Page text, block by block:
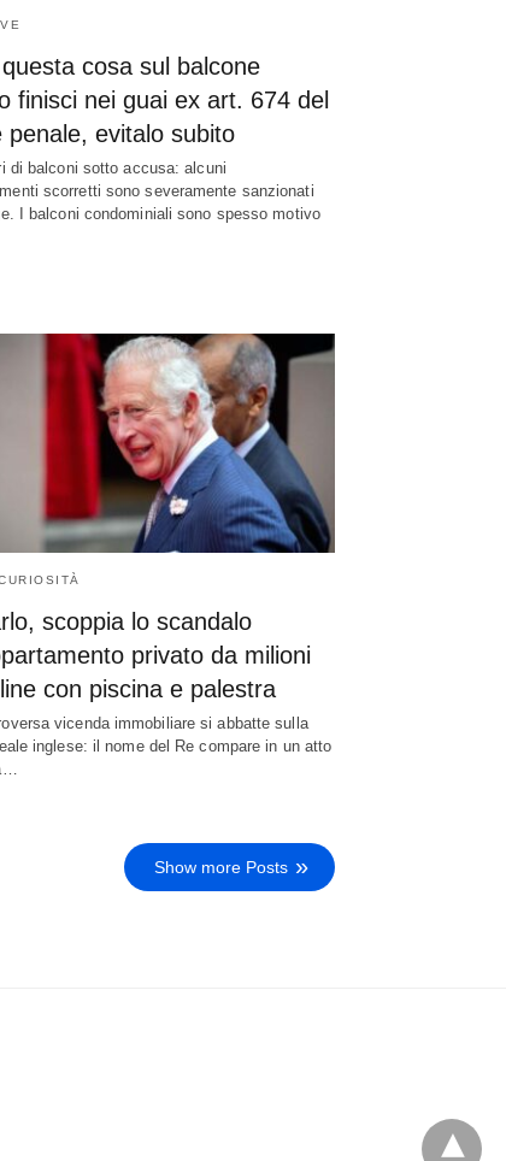
cosa sul balcone
finisci nei guai ex art. 674 del
penale, evitalo subito
di balconi sotto accusa: alcuni
scorretti sono severamente sanzionati
I balconi condominiali sono spesso motivo
scoppia lo scandalo
privato da milioni
con piscina e palestra
vicenda immobiliare si abbatte sulla
inglese: il nome del Re compare in un atto
Show more Posts